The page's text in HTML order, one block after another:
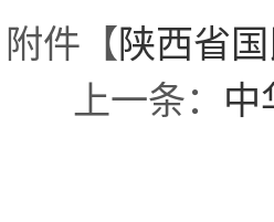
附件【 陕西省
上一条： 中